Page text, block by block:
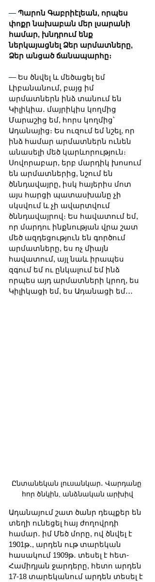
— Պարոն Գաբրիէլեան, որպես
փոքր նախաբան մեր լսարանի
համար, խնդրում ենք
ներկայացնել Ձեր արմատները,
Ձեր անցած ճանապարհը։
— Ես ծնվել և մեծացել եմ
Լիբանանում, բայց իմ
արմատներն ինձ տանում են
Կիլիկիա․ մայրիկիս կողմից
Մարաշից եմ, հորս կողմից՝
Ադանայից։ Ես ուզում եմ նշել, որ
ինձ համար արմատներն ունեն
անասելի մեծ կարևորություն։
Սովորաբար, երբ մարդիկ խոսում
են արմատներից, նշում են
ծննդավայրը, իսկ հայերիս մոտ
այս հարցի պատասխանը չի
սկսվում և չի ավարտվում
ծննդավայրով։ Ես հավատում եմ,
որ մարդու ինքնության վրա շատ
մեծ ազդեցություն են գործում
արմատները, ես ոչ միայն
հավատում, այլ նաև իրապես
զգում եմ ու ընկալում եմ ինձ
որպես այդ արմատների կրող, ես
Կիլիկացի եմ, ես Ադանացի եմ․․․
Ընտանեկան լուսանկար․ Վարդանը
հոր ծնկին, անձնական արխիվ
Ադանայում շատ ծանր դեպքեր են
տեղի ունեցել հայ ժողովրդի
համար․ իմ Մեծ մորը, ով ծնվել է
1901թ․, արդեն ութ տարեկան
հասակում 1909թ․ տեսել է հետ-
Համիդյան ջարդերը, հետո արդեն
17-18 տարեկանում արդեն տեսել է